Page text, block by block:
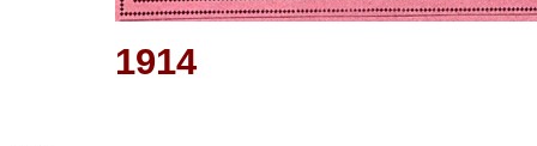
1914